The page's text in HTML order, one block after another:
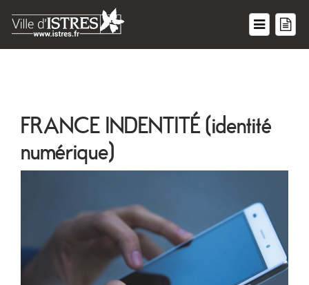
FRANCE INDENTITÉ (identité
numérique)